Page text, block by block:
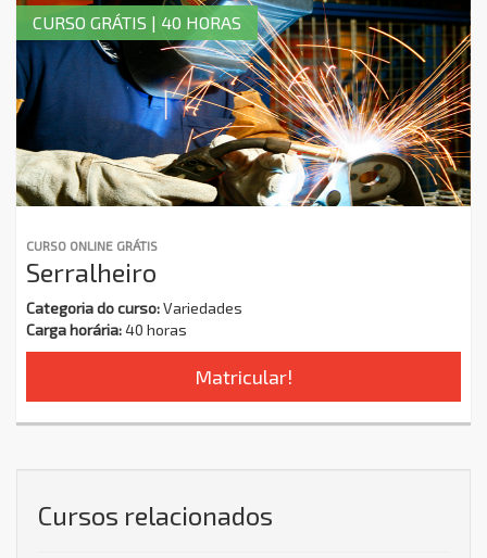
CURSO ONLINE GRÁTIS
Serralheiro
Categoria do curso:Variedades
Carga horária:40 horas
Matricular!
CURSO GRÁTIS | 40 HORAS
Cursos relacionados